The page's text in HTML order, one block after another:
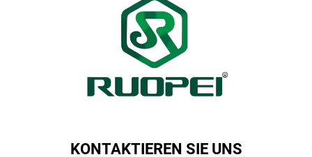
KONTAKTIEREN SIE UNS